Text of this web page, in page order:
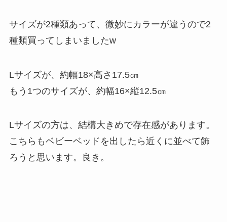
サイズが2種類あって、微妙にカラーが違うので2
種類買ってしまいましたw
Lサイズが、約幅18×高さ17.5㎝
もう1つのサイズが、約幅16×縦12.5㎝
Lサイズの方は、結構大きめで存在感があります。
こちらもベビーベッドを出したら近くに並べて飾
ろうと思います。良き。